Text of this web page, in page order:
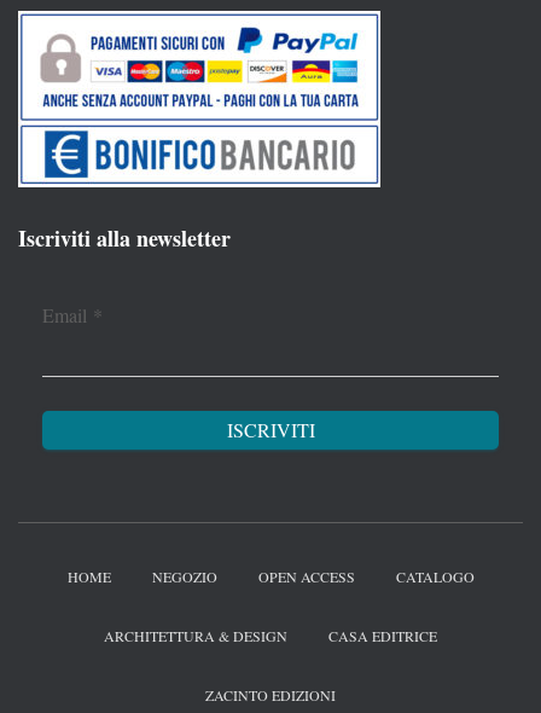
Iscriviti alla newsletter
Email *
HOME NEGOZIO OPEN ACCESS CATALOGO
ARCHITETTURA & DESIGN CASA EDITRICE
ZACINTO EDIZIONI